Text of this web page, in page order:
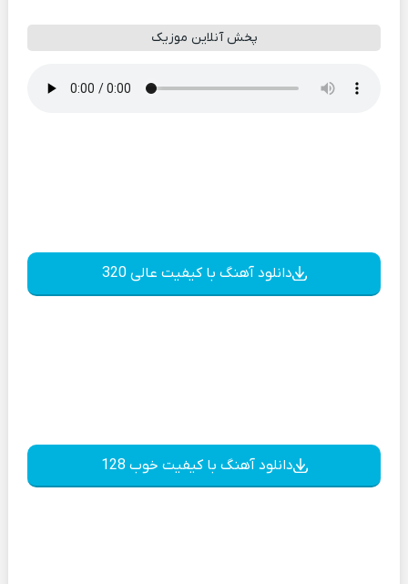
پخش آنلاین موزیک
دانلود آهنگ با کیفیت عالی 320
دانلود آهنگ با کیفیت خوب 128